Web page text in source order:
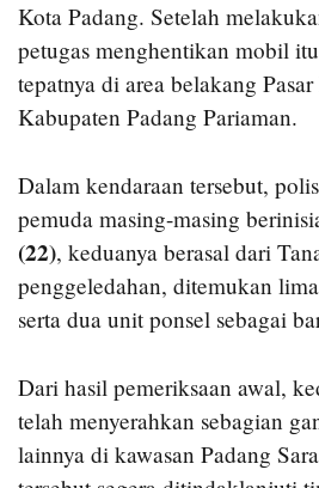
Kota Padang. Setelah
petugas menghentikan mobil
tepatnya di area belakang
Kabupaten Padang Pariaman.
Dalam kendaraan tersebut,
pemuda masing-masing
(22), keduanya berasal dari
penggeledahan, ditemukan
serta dua unit ponsel sebagai
Dari hasil pemeriksaan awal,
telah menyerahkan sebagian
lainnya di kawasan Padang